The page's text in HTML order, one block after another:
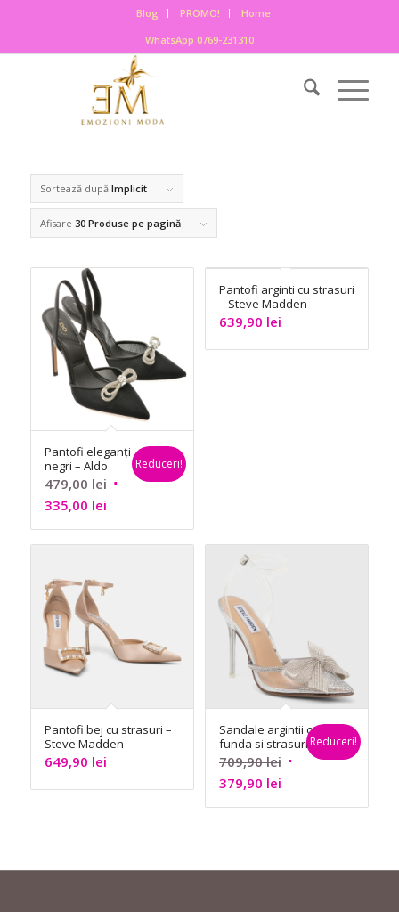
Blog PROMO!
Home
WhatsApp 0769-231310
Sortează după Implicit
Afisare 30 Produse pe pagină
Pantofi eleganți
negri – Aldo
479,00lei Prețul
a
fost:
335,00 leiPrețul
curent
este:
Reduceri!
Pantofi arginti cu strasuri
– Steve Madden
639,90 lei
Pantofi bej cu strasuri –
Steve Madden
649,90 lei
Sandale argintii cu
funda si strasuri –
Steve Madden
709,90lei Prețul
a
379,90 leiPrețul
curent
Reduceri!